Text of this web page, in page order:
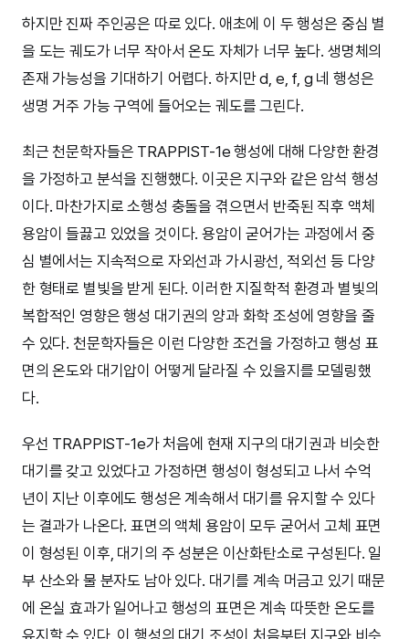
하지만 진짜 주인공은 따로 있다. 애초에 이 두 행성은 중심 별
을 도는 궤도가 너무 작아서 온도 자체가 너무 높다. 생명체의
존재 가능성을 기대하기 어렵다. 하지만 d, e, f, g 네 행성은
생명 거주 가능 구역에 들어오는 궤도를 그린다.
최근 천문학자들은 TRAPPIST-1e 행성에 대해 다양한 환경
을 가정하고 분석을 진행했다. 이곳은 지구와 같은 암석 행성
이다. 마찬가지로 소행성 충돌을 겪으면서 반죽된 직후 액체
용암이 들끓고 있었을 것이다. 용암이 굳어가는 과정에서 중
심 별에서는 지속적으로 자외선과 가시광선, 적외선 등 다양
한 형태로 별빛을 받게 된다. 이러한 지질학적 환경과 별빛의
복합적인 영향은 행성 대기권의 양과 화학 조성에 영향을 줄
수 있다. 천문학자들은 이런 다양한 조건을 가정하고 행성 표
면의 온도와 대기압이 어떻게 달라질 수 있을지를 모델링했
다.
우선 TRAPPIST-1e가 처음에 현재 지구의 대기권과 비슷한
대기를 갖고 있었다고 가정하면 행성이 형성되고 나서 수억
년이 지난 이후에도 행성은 계속해서 대기를 유지할 수 있다
는 결과가 나온다. 표면의 액체 용암이 모두 굳어서 고체 표면
이 형성된 이후, 대기의 주 성분은 이산화탄소로 구성된다. 일
부 산소와 물 분자도 남아 있다. 대기를 계속 머금고 있기 때문
에 온실 효과가 일어나고 행성의 표면은 계속 따뜻한 온도를
유지할 수 있다. 이 행성의 대기 조성이 처음부터 지구와 비슷